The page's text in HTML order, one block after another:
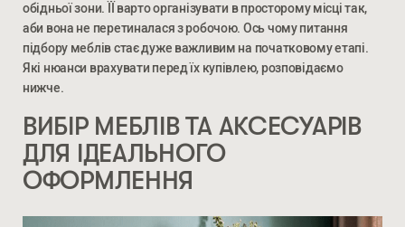
обідньої зони. ЇЇ варто організувати в просторому місці так,
аби вона не перетиналася з робочою. Ось чому питання
підбору меблів стає дуже важливим на початковому етапі.
Які нюанси врахувати перед їх купівлею, розповідаємо
нижче.
ВИБІР МЕБЛІВ ТА АКСЕСУАРІВ
ДЛЯ ІДЕАЛЬНОГО
ОФОРМЛЕННЯ